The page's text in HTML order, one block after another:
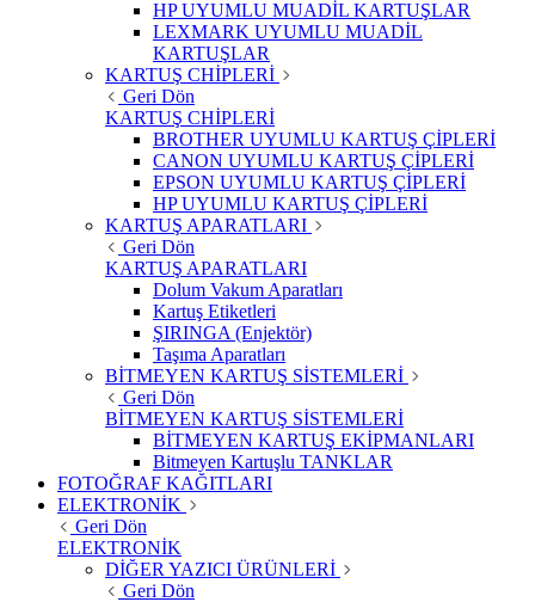
HP UYUMLU MUADİL KARTUŞLAR
LEXMARK UYUMLU MUADİL
KARTUŞLAR
KARTUŞ CHİPLERİ
Geri Dön
KARTUŞ CHİPLERİ
BROTHER UYUMLU KARTUŞ ÇİPLERİ
CANON UYUMLU KARTUŞ ÇİPLERİ
EPSON UYUMLU KARTUŞ ÇİPLERİ
HP UYUMLU KARTUŞ ÇİPLERİ
KARTUŞ APARATLARI
Geri Dön
KARTUŞ APARATLARI
Dolum Vakum Aparatları
Kartuş Etiketleri
ŞIRINGA (Enjektör)
Taşıma Aparatları
BİTMEYEN KARTUŞ SİSTEMLERİ
Geri Dön
BİTMEYEN KARTUŞ SİSTEMLERİ
BİTMEYEN KARTUŞ EKİPMANLARI
Bitmeyen Kartuşlu TANKLAR
FOTOĞRAF KAĞITLARI
ELEKTRONİK
Geri Dön
ELEKTRONİK
DİĞER YAZICI ÜRÜNLERİ
Geri Dön